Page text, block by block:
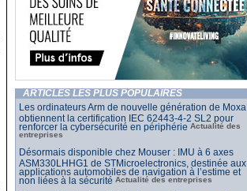
ARTICLES LES PLUS POPULAIRES
Les ordinateurs Arm de nouvelle génération de Moxa
obtiennent la certification IEC 62443-4-2 SL2 pour
renforcer la cybersécurité en périphérie Actualité des
entreprises
Désormais disponible chez Mouser : IMU à 6 axes
ASM330LHHG1 de STMicroelectronics, destinée aux
applications automobiles de navigation à l’estime et
non liées à la sécurité Actualité des entreprises